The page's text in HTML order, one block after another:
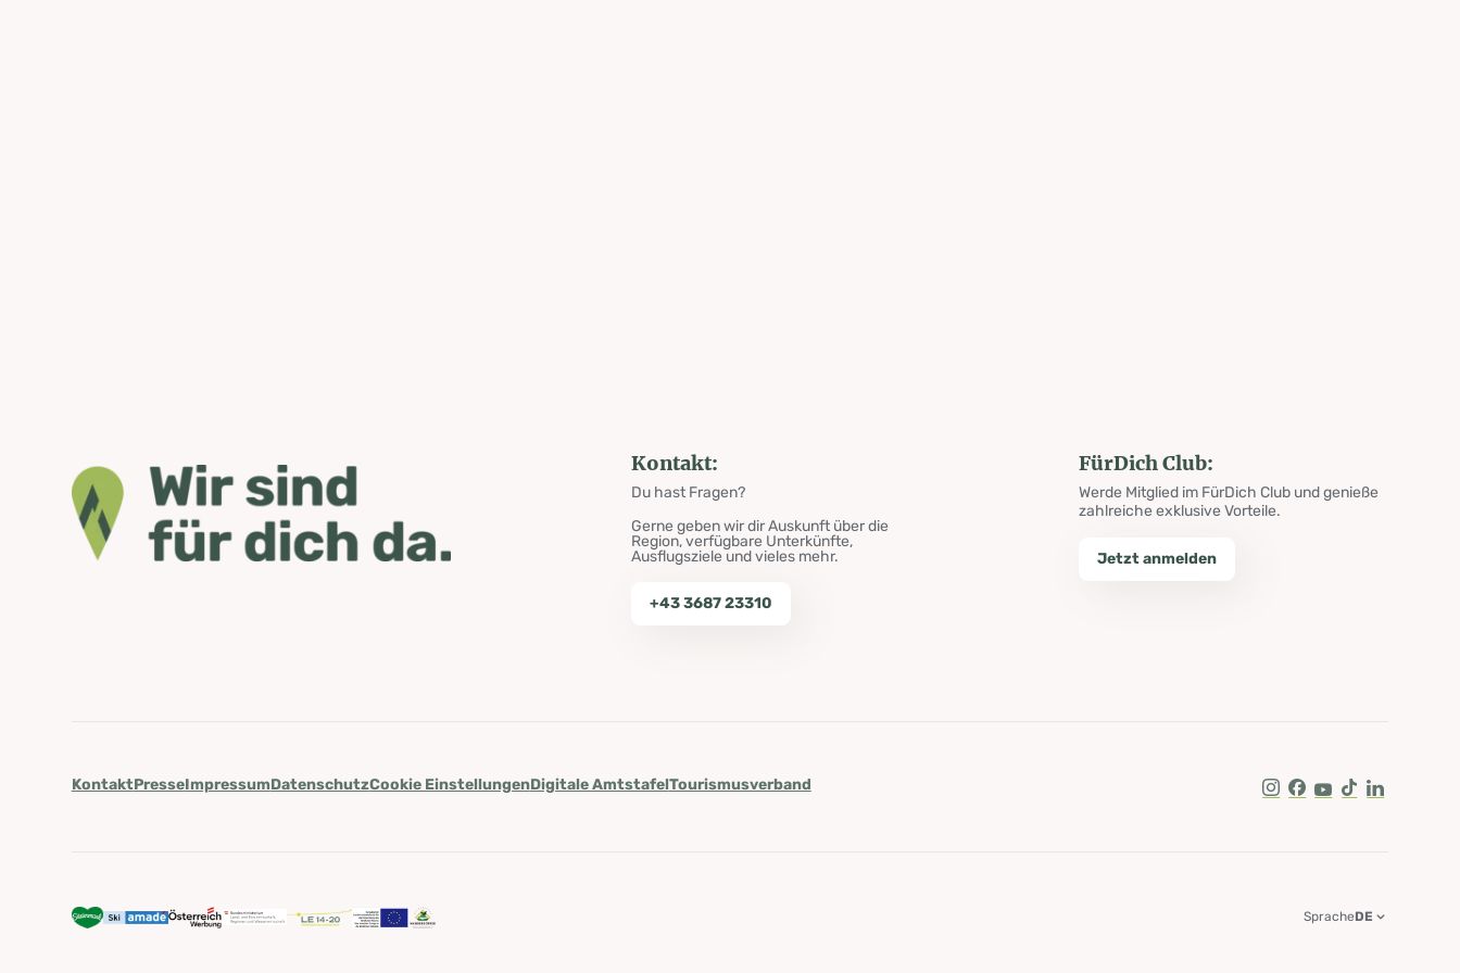
Kontakt:
Du hast Fragen?
Gerne geben wir dir Auskunft über die
Region, verfügbare Unterkünfte,
Ausflugsziele und vieles mehr.
+43 3687 23310
FürDich Club:
Werde Mitglied im FürDich Club und genieße
zahlreiche exklusive Vorteile.
Jetzt anmelden
KontaktPresseImpressumDatenschutzCookie EinstellungenDigitale AmtstafelTourismusverband
Instagram
Facebook
Youtube
Tik TokLinkedIn
SpracheDE